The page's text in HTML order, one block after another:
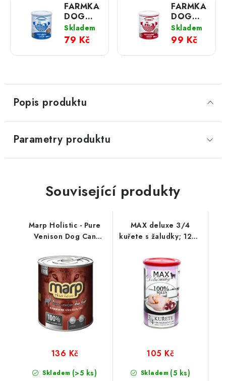
FARMKA
DOG
kusy
lososa v
hovězím;
800 g
Skladem
79 Kč
FARMKA
DOG
kusy
svaloviny
v
hovězím;
Skladem
99 Kč
Popis produktu
Parametry produktu
Související produkty
Marp Holistic - Pure
Venison Dog Can
Skladem (>5 ks)
136 Kč
MAX deluxe 3/4
kuřete s žaludky; 1200
Skladem (5 ks)
105 Kč